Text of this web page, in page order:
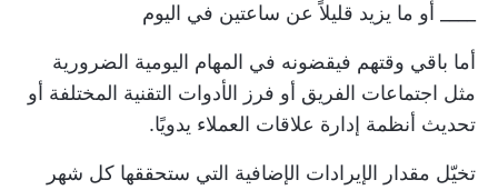
____ أو ما يزيد قليلاً عن ساعتين في اليوم
أما باقي وقتهم فيقضونه في المهام اليومية الضرورية
مثل اجتماعات الفريق أو فرز الأدوات التقنية المختلفة أو
تحديث أنظمة إدارة علاقات العملاء يدويًا.
تخيّل مقدار الإيرادات الإضافية التي ستحققها كل شهر